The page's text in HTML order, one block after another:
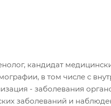
кандидат
в том числе с
- заболевания
заболеваний и